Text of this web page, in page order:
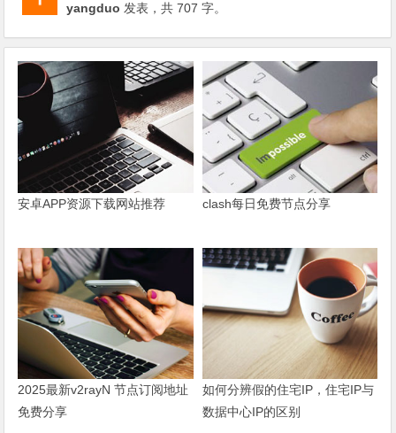
yangduo 发表，共 707 字。
安卓APP资源下载网站推荐 clash每日免费节点分享
2025最新v2rayN 节点订阅地址
免费分享
如何分辨假的住宅IP，住宅IP与
数据中心IP的区别